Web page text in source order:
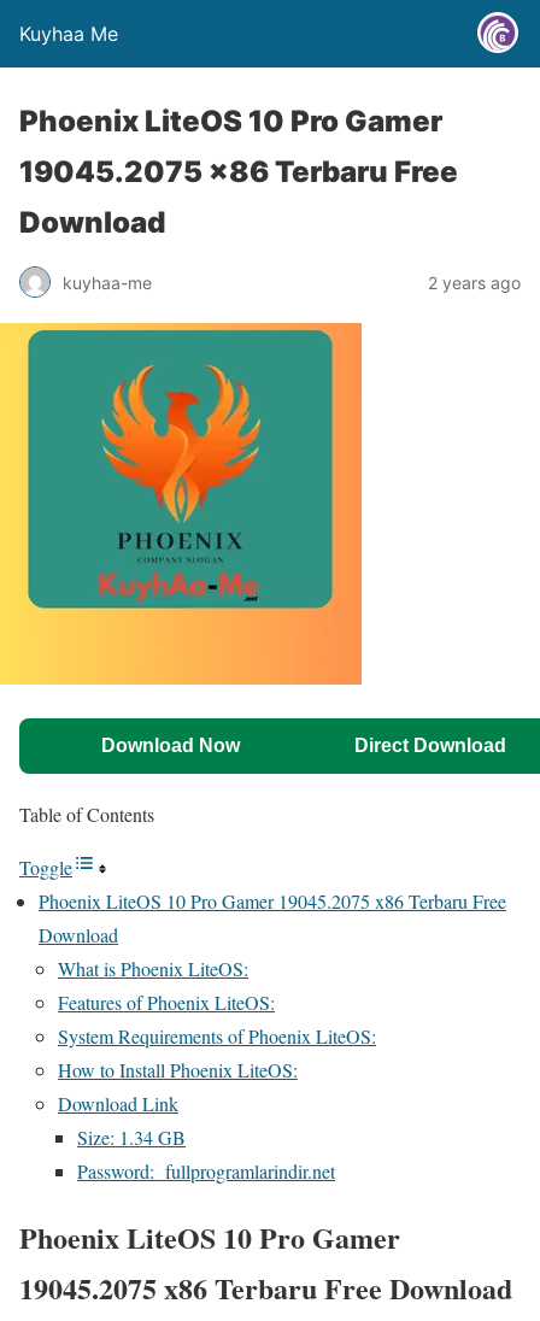
Kuyhaa Me
Phoenix LiteOS 10 Pro Gamer
19045.2075 x86 Terbaru Free
Download
kuyhaa-me 2 years ago
Download Now Direct Download
Table of Contents
Toggle
Phoenix LiteOS 10 Pro Gamer 19045.2075 x86 Terbaru Free
Download
What is Phoenix LiteOS:
Features of Phoenix LiteOS:
System Requirements of Phoenix LiteOS:
How to Install Phoenix LiteOS:
Download Link
Size: 1.34 GB
Password: fullprogramlarindir.net
Phoenix LiteOS 10 Pro Gamer
19045.2075 x86 Terbaru Free Download